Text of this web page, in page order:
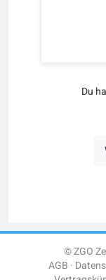
Du
© ZGO
AGB